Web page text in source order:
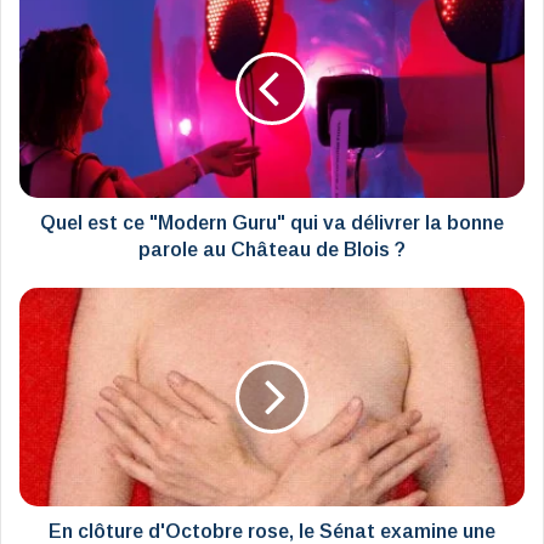
ce
"Modern
va
délivrer
la
bonne
Château
de
Blois
Quel est ce "Modern Guru" qui va délivrer la bonne
parole au Château de Blois ?
En
clôture
d'Octobre
rose,
le
Sénat
examine
une
prise
En clôture d'Octobre rose, le Sénat examine une